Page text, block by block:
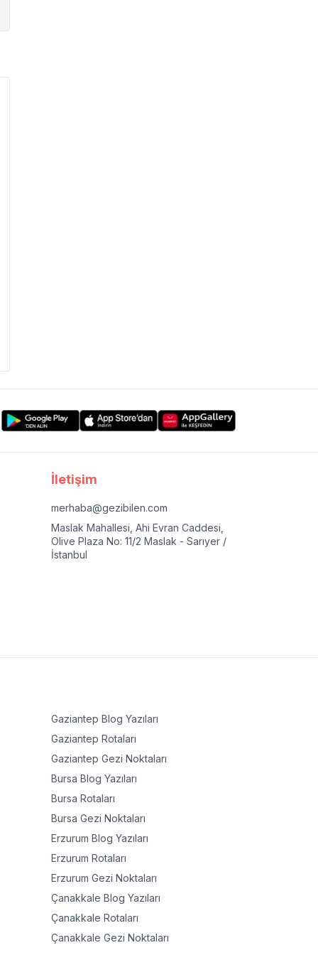
İletişim
merhaba@gezibilen.com
Maslak Mahallesi, Ahi Evran Caddesi,
Olive Plaza No: 11/2 Maslak - Sarıyer /
İstanbul
Gaziantep Blog Yazıları
Gaziantep Rotaları
Gaziantep Gezi Noktaları
Bursa Blog Yazıları
Bursa Rotaları
Bursa Gezi Noktaları
Erzurum Blog Yazıları
Erzurum Rotaları
Erzurum Gezi Noktaları
Çanakkale Blog Yazıları
Çanakkale Rotaları
Çanakkale Gezi Noktaları